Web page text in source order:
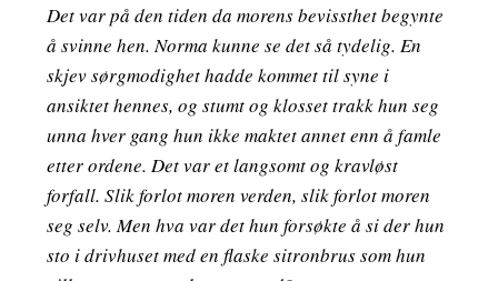
Det var på den tiden da morens bevissthet begynte
å svinne hen. Norma kunne se det så tydelig. En
skjev sørgmodighet hadde kommet til syne i
ansiktet hennes, og stumt og klosset trakk hun seg
unna hver gang hun ikke maktet annet enn å famle
etter ordene. Det var et langsomt og kravløst
forfall. Slik forlot moren verden, slik forlot moren
seg selv. Men hva var det hun forsøkte å si der hun
sto i drivhuset med en flaske sitronbrus som hun